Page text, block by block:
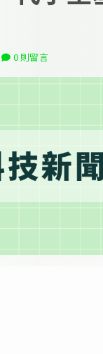
0 則留言